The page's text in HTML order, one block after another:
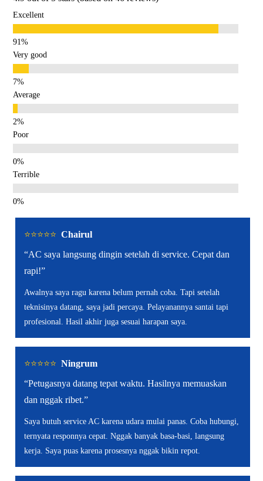
Excellent
Very good
Average
Poor
Terrible
⭐️⭐️⭐️⭐️⭐️ Chairul
“AC saya langsung dingin setelah di service. Cepat dan
rapi!”
Awalnya saya ragu karena belum pernah coba. Tapi setelah
teknisinya datang, saya jadi percaya. Pelayanannya santai tapi
profesional. Hasil akhir juga sesuai harapan saya.
⭐️⭐️⭐️⭐️⭐️ Ningrum
“Petugasnya datang tepat waktu. Hasilnya memuaskan
dan nggak ribet.”
Saya butuh service AC karena udara mulai panas. Coba hubungi,
ternyata responnya cepat. Nggak banyak basa-basi, langsung
kerja. Saya puas karena prosesnya nggak bikin repot.